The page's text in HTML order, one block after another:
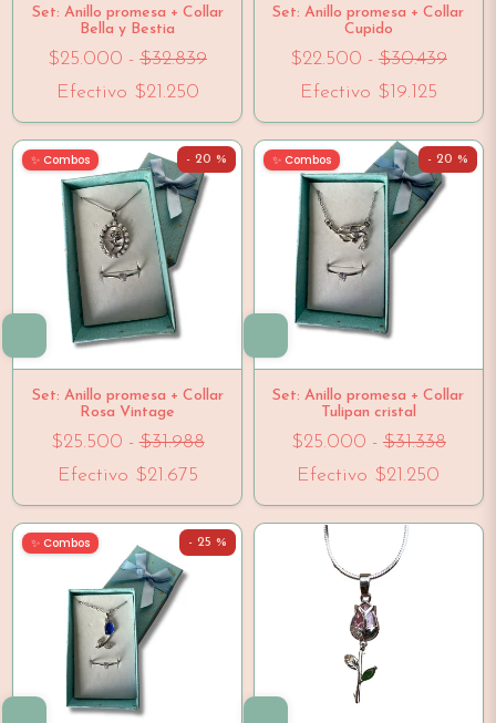
Set: Anillo promesa + Collar
Bella y Bestia
$25.000 - $32.839
Efectivo $21.250
Set: Anillo promesa + Collar
Cupido
$22.500 - $30.439
Efectivo $19.125
- 20 %
✨ Combos
Set: Anillo promesa + Collar
Rosa Vintage
$25.500 - $31.988
Efectivo $21.675
- 20 %
✨ Combos
Set: Anillo promesa + Collar
Tulipan cristal
$25.000 - $31.338
Efectivo $21.250
- 25 %
✨ Combos